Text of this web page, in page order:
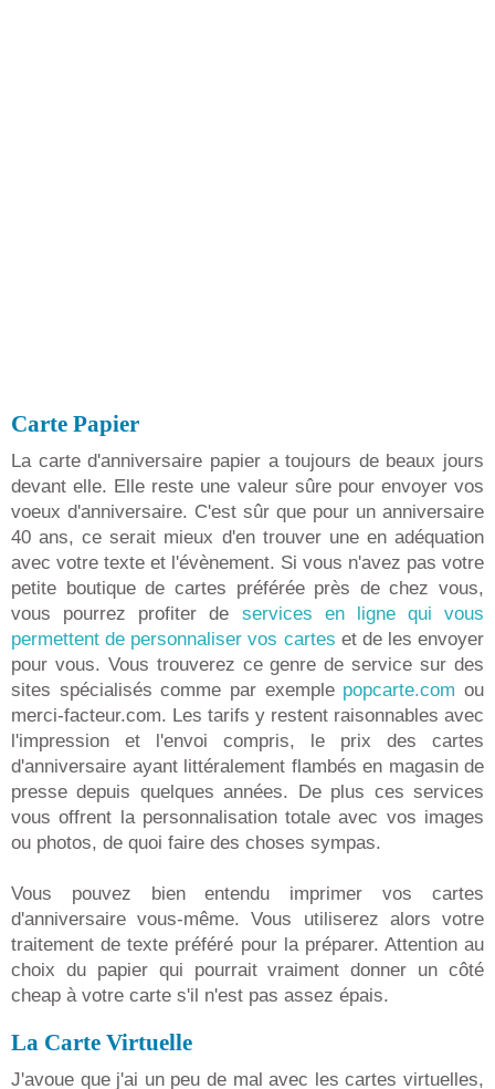
Carte Papier
La carte d'anniversaire papier a toujours de beaux jours
devant elle. Elle reste une valeur sûre pour envoyer vos
voeux d'anniversaire. C'est sûr que pour un anniversaire
40 ans, ce serait mieux d'en trouver une en adéquation
avec votre texte et l'évènement. Si vous n'avez pas votre
petite boutique de cartes préférée près de chez vous,
vous pourrez profiter de services en ligne qui vous
permettent de personnaliser vos cartes et de les envoyer
pour vous. Vous trouverez ce genre de service sur des
sites spécialisés comme par exemple popcarte.com ou
merci-facteur.com. Les tarifs y restent raisonnables avec
l'impression et l'envoi compris, le prix des cartes
d'anniversaire ayant littéralement flambés en magasin de
presse depuis quelques années. De plus ces services
vous offrent la personnalisation totale avec vos images
ou photos, de quoi faire des choses sympas.
Vous pouvez bien entendu imprimer vos cartes
d'anniversaire vous-même. Vous utiliserez alors votre
traitement de texte préféré pour la préparer. Attention au
choix du papier qui pourrait vraiment donner un côté
cheap à votre carte s'il n'est pas assez épais.
La Carte Virtuelle
J'avoue que j'ai un peu de mal avec les cartes virtuelles,